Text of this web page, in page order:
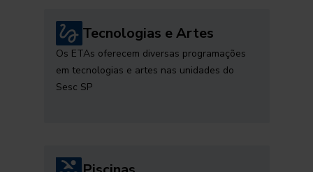
Tecnologias e Artes
Os ETAs oferecem diversas programações
em tecnologias e artes nas unidades do
Sesc SP